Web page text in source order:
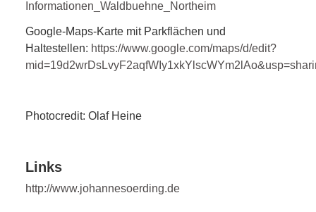
Informationen_Waldbuehne_Northeim
Google-Maps-Karte mit Parkflächen und
Haltestellen: https://www.google.com/maps/d/edit?
Photocredit: Olaf Heine
Links
http://www.johannesoerding.de